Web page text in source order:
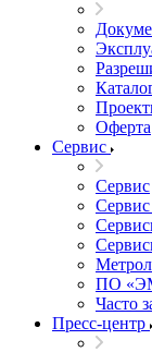
Оферта
Сервис
Сервис
ПО
Часто
Пресс-центр